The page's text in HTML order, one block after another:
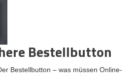
Bestellbutton
Bestellbutton – was müssen Online-